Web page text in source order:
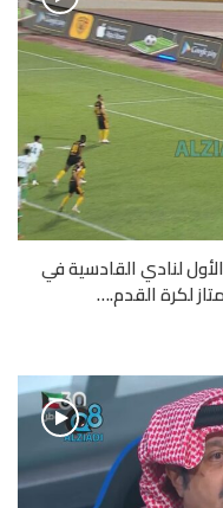
لنادي القادسية في
لكرة القدم.…